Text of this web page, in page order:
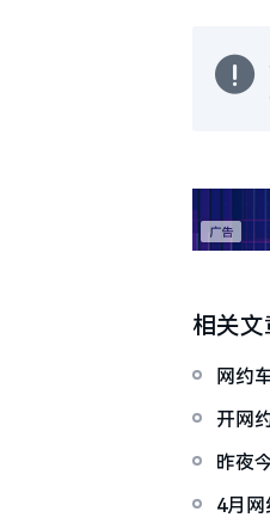
相关文
网约
五成！
开网
拼服
昨夜
价高
4月